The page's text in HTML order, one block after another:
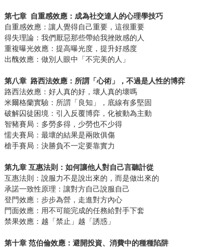
第七章 自重感效應：成為社交達人的心理學技巧
自重感效應：讓人覺得自己重要，這很重要
得失理論：我們厭惡那些帶給我挫敗感的人
重複曝光效應：提高曝光度，提升好感度
出醜效應：做別人眼中「不完美的人」
第八章 路西法效應：所謂「心術」
，不過是人性的博弈
路西法效應：好人真的好，壞人真的壞嗎
米爾格蘭實驗：所謂「良知」，底線有多堅固
破解囚徒困境：引入反覆博弈，化被動為主動
智豬賽局：多勞多得，少勞也不少得
懦夫賽局：最壞的結果是兩敗俱傷
槍手賽局：決勝負不一定要靠實力
第九章 互惠法則：如何讓他人對自己言聽計從
互惠法則：說服力不是說出來的，而是做出來的
承諾一致性原理：讓對方自己說服自己
登門效應：步步為營，走進對方內心
門面效應：用不可能完成的任務給對手下套
禁果效應：越「禁止」越「誘惑」
第十章 范伯倫效應：避開投資、消費中的種種陷阱